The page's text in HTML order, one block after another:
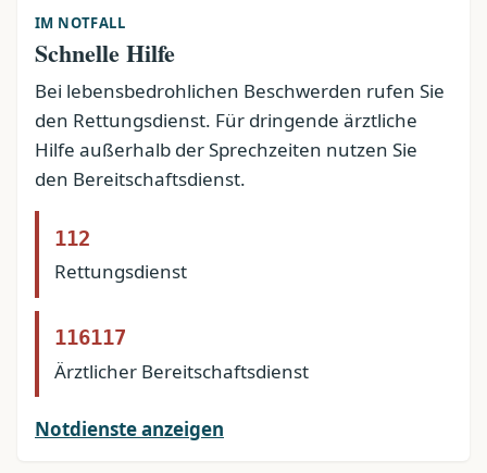
IM NOTFALL
Schnelle Hilfe
Bei lebensbedrohlichen Beschwerden rufen Sie
den Rettungsdienst. Für dringende ärztliche
Hilfe außerhalb der Sprechzeiten nutzen Sie
den Bereitschaftsdienst.
112
Rettungsdienst
116117
Ärztlicher Bereitschaftsdienst
Notdienste anzeigen